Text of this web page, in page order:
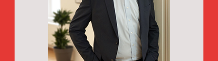
Project Management Director